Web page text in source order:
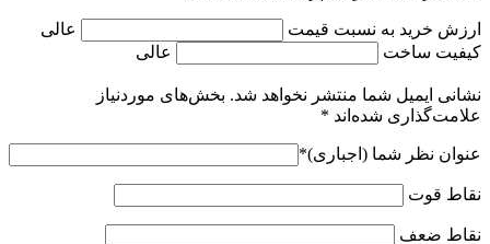
ارزش خرید به نسبت قیمت
عالی
کیفیت ساخت
عالی
نشانی ایمیل شما منتشر نخواهد شد. بخش‌های موردنیاز
علامت‌گذاری شده‌اند *
عنوان نظر شما (اجباری)*
نقاط قوت
نقاط ضعف